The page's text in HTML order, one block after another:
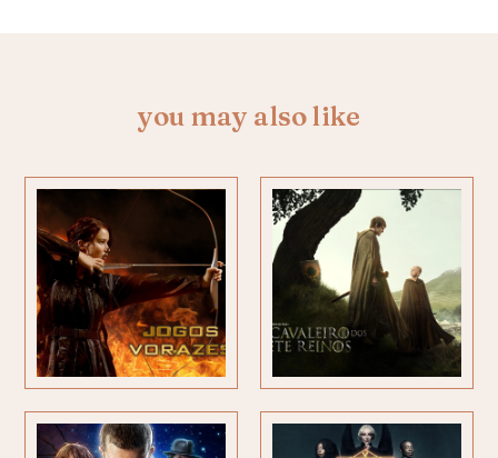
you may also like